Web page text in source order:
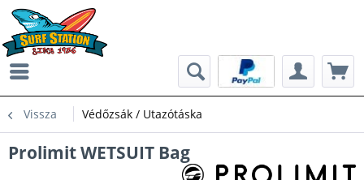
Vissza Védőzsák / Utazótáska
Prolimit WETSUIT Bag